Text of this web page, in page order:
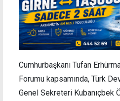
Cumhurbaşkanı Tufan
Forumu kapsamında, Türk
Genel Sekreteri Kubanıçbek